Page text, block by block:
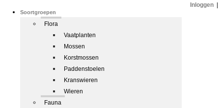
Soortgroepen
Flora
Vaatplanten
Mossen
Korstmossen
Paddenstoelen
Kranswieren
Wieren
Fauna
Inloggen